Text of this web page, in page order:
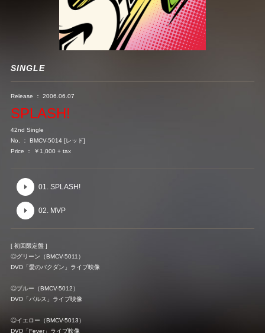
SINGLE
Release ： 2006.06.07
SPLASH!
42nd Single
No. ： BMCV-5014 [レッド]
Price ： ￥1,000 + tax
01. SPLASH!
02. MVP
[ 初回限定盤 ]
◎グリーン（BMCV-5011）
DVD「愛のバクダン」ライブ映像
◎ブルー（BMCV-5012）
DVD「パルス」ライブ映像
◎イエロー（BMCV-5013）
DVD「Fever」ライブ映像